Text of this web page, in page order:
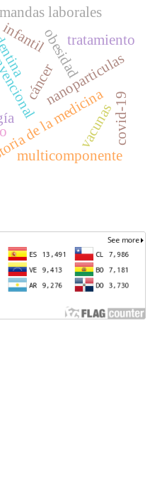
de la medicina
obesidad
infantil
multicomponente
tratamiento
nanoparticulas
covid-19
laborales
vacunas
cáncer